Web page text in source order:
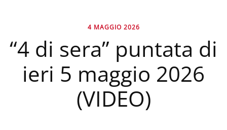
4 MAGGIO 2026
“4 di sera” puntata di
ieri 5 maggio 2026
(VIDEO)